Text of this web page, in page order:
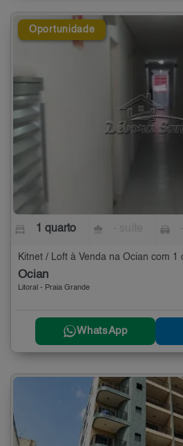
Oportunidade
1 quarto
Kitnet / Loft à Venda na Ocian com 1
Ocian
Litoral - Praia Grande
WhatsApp